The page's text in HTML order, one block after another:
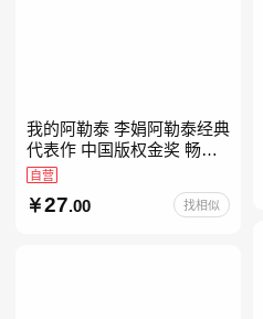
我的阿勒泰 李娟阿勒泰经典
代表作 中国版权金奖 畅销
超200万册 同名剧8.9分爆款
北疆大地的旷野之梦 当当自
营
自营
27.00 找相似